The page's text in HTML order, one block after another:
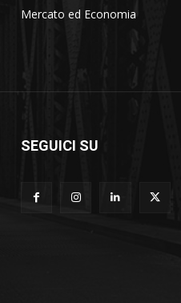
Mercato ed Economia
SEGUICI SU